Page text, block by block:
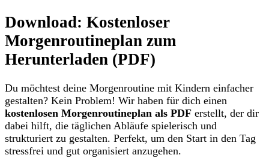
Download: Kostenloser
Morgenroutineplan zum
Herunterladen (PDF)
Du möchtest deine Morgenroutine mit Kindern einfacher
gestalten? Kein Problem! Wir haben für dich einen
kostenlosen Morgenroutineplan als PDF erstellt, der dir
dabei hilft, die täglichen Abläufe spielerisch und
strukturiert zu gestalten. Perfekt, um den Start in den Tag
stressfrei und gut organisiert anzugehen.